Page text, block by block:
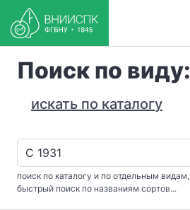
Поиск по виду:
искать по каталогу
поиск по каталогу и по отдельным видам,
быстрый поиск по названиям сортов...